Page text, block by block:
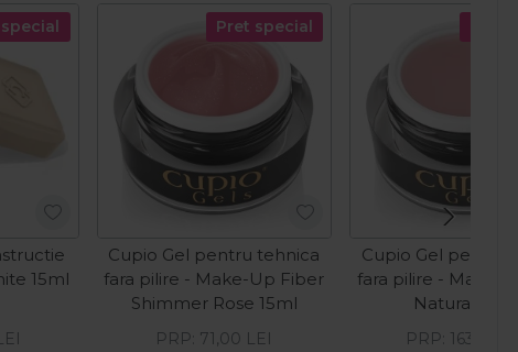
15ml
Pret special
Cupio Gel pentru tehnica
fara pilire - Make-Up Fiber
Shimmer Rose 15ml
PRP: 71,00 LEI
Cupio Gel pentru
fara pilire - Make-
Natural
PRP: 163,00